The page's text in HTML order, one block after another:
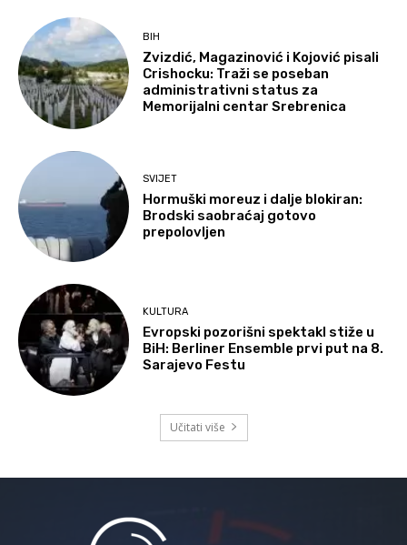
BIH
Zvizdić, Magazinović i Kojović pisali
Crishocku: Traži se poseban
administrativni status za
Memorijalni centar Srebrenica
SVIJET
Hormuški moreuz i dalje blokiran:
Brodski saobraćaj gotovo
prepolovljen
KULTURA
Evropski pozorišni spektakl stiže u
BiH: Berliner Ensemble prvi put na 8.
Sarajevo Festu
Učitati više